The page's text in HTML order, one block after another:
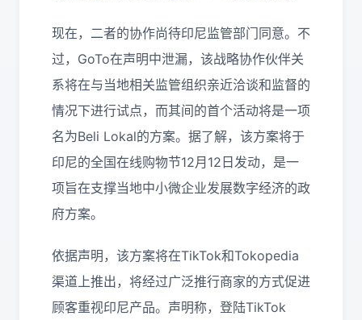
现在，二者的协作尚待印尼监管部门同意。不
过，GoTo在声明中泄漏，该战略协作伙伴关
系将在与当地相关监管组织亲近洽谈和监督的
情况下进行试点，而其间的首个活动将是一项
名为Beli Lokal的方案。据了解，该方案将于
印尼的全国在线购物节12月12日发动，是一
项旨在支撑当地中小微企业发展数字经济的政
府方案。
依据声明，该方案将在TikTok和Tokopedia
渠道上推出，将经过广泛推行商家的方式促进
顾客重视印尼产品。声明称，登陆TikTok